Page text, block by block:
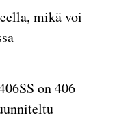
on 406
mikä voi